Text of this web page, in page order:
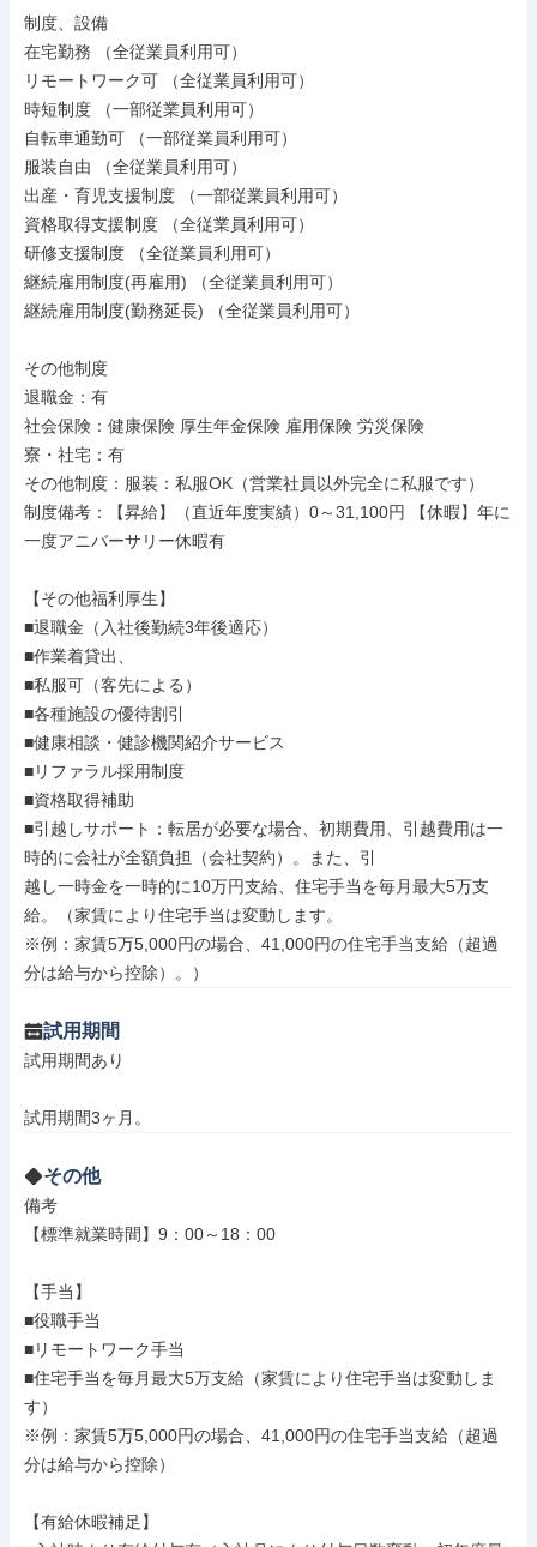
制度、設備
在宅勤務 （全従業員利用可）
リモートワーク可 （全従業員利用可）
時短制度 （一部従業員利用可）
自転車通勤可 （一部従業員利用可）
服装自由 （全従業員利用可）
出産・育児支援制度 （一部従業員利用可）
資格取得支援制度 （全従業員利用可）
研修支援制度 （全従業員利用可）
継続雇用制度(再雇用) （全従業員利用可）
継続雇用制度(勤務延長) （全従業員利用可）
その他制度
退職金：有
社会保険：健康保険 厚生年金保険 雇用保険 労災保険
寮・社宅：有
その他制度：服装：私服OK（営業社員以外完全に私服です）
制度備考：【昇給】（直近年度実績）0～31,100円 【休暇】年に
一度アニバーサリー休暇有
【その他福利厚生】
■退職金（入社後勤続3年後適応）
■作業着貸出、
■私服可（客先による）
■各種施設の優待割引
■健康相談・健診機関紹介サービス
■リファラル採用制度
■資格取得補助
■引越しサポート：転居が必要な場合、初期費用、引越費用は一
時的に会社が全額負担（会社契約）。また、引
越し一時金を一時的に10万円支給、住宅手当を毎月最大5万支
給。（家賃により住宅手当は変動します。
※例：家賃5万5,000円の場合、41,000円の住宅手当支給（超過
分は給与から控除）。）
試用期間
試用期間あり
試用期間3ヶ月。
その他
備考
【標準就業時間】9：00～18：00
【手当】
■役職手当
■リモートワーク手当
■住宅手当を毎月最大5万支給（家賃により住宅手当は変動しま
す）
※例：家賃5万5,000円の場合、41,000円の住宅手当支給（超過
分は給与から控除）
【有給休暇補足】